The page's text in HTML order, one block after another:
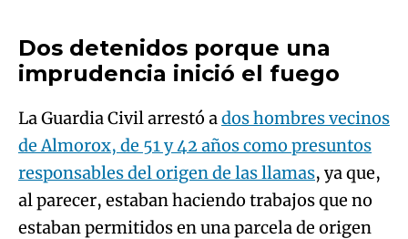
Dos detenidos porque una
imprudencia inició el fuego
La Guardia Civil arrestó ados hombres vecinos
de Almorox, de 51 y 42 años como presuntos
responsables del origen de las llamas, ya que,
al parecer, estaban haciendo trabajos que no
estaban permitidos en una parcela de origen